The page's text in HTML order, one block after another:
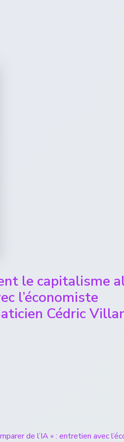
le capitalisme
l’économiste
Cédric
de l’IA » : entretien avec